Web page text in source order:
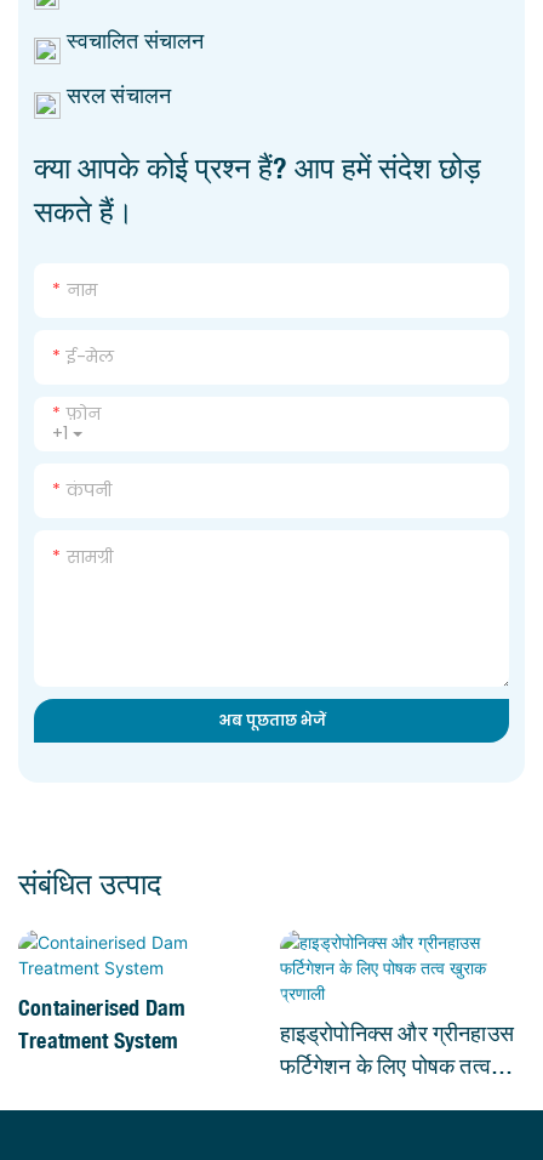
स्वचालित संचालन
सरल संचालन
क्या आपके कोई प्रश्न हैं? आप हमें संदेश छोड़
सकते हैं।
नाम
ई-मेल
+1
फ़ोन
कंपनी
सामग्री
अब पूछताछ भेजें
संबंधित उत्पाद
Containerised Dam
Treatment System
हाइड्रोपोनिक्स और ग्रीनहाउस
फर्टिगेशन के लिए पोषक तत्व